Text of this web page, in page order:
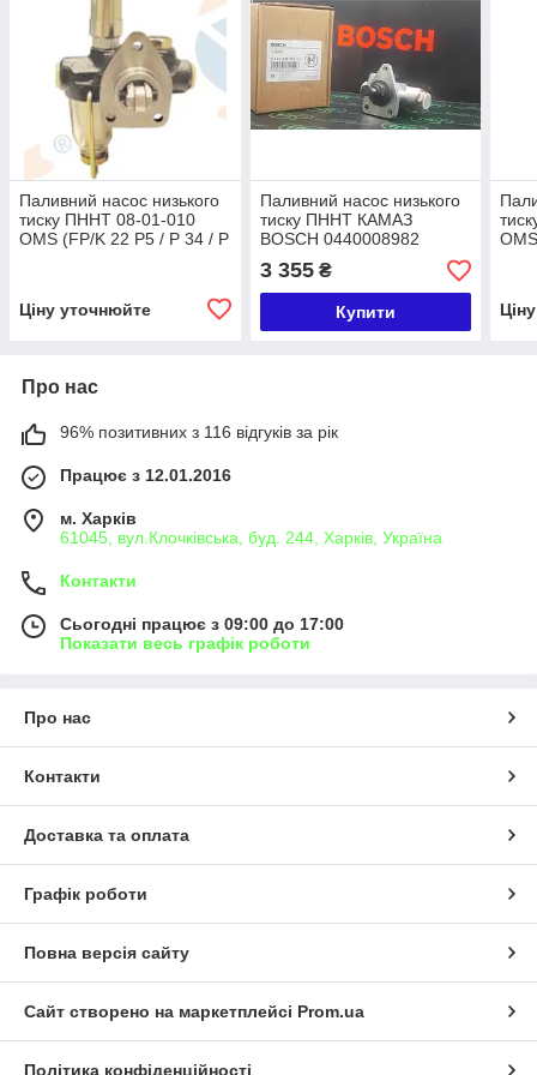
Паливний насос низького
тиску ПННТ 08-01-010
OMS (FP/K 22 P5 / P 34 / P
Ціну уточнюйте
Паливний насос низького
тиску ПННТ КАМАЗ
BOSCH 0440008982
FP/KG24P302) BOSCH
3 355₴
Купити
Про нас
96% позитивних з 116 відгуків за рік
Працює з 12.01.2016
м. Харків
61045, вул.Клочківська, буд. 244, Харків, Україна
Контакти
Сьогодні працює з 09:00 до 17:00
Показати весь графік роботи
Про нас
Контакти
Доставка та оплата
Графік роботи
Повна версія сайту
Сайт створено на маркетплейсі Prom.ua
Політика конфіденційності